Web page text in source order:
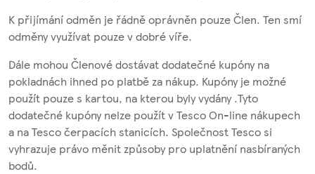
K přijímání odměn je řádně oprávněn pouze Člen. Ten smí
odměny využívat pouze v dobré víře.
Dále mohou Členové dostávat dodatečné kupóny na
pokladnách ihned po platbě za nákup. Kupóny je možné
použít pouze s kartou, na kterou byly vydány .Tyto
dodatečné kupóny nelze použít v Tesco On-line nákupech
a na Tesco čerpacích stanicích. Společnost Tesco si
vyhrazuje právo měnit způsoby pro uplatnění nasbíraných
bodů.